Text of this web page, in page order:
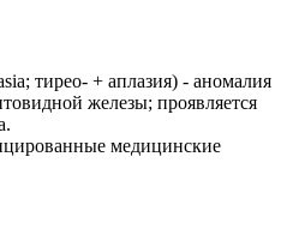
тирео- + аплазия) - аномалия
железы; проявляется
медицинские